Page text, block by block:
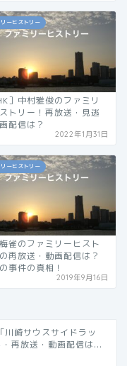
ーヒストリー
］中村雅俊のファミリ
トリー！再放送・見逃
配信は？
2022年1月31日
ーヒストリー
雀のファミリーヒスト
再放送・動画配信は？
事件の真相！
2019年9月16日
川崎サウスサイドラッ
再放送・動画配信は...